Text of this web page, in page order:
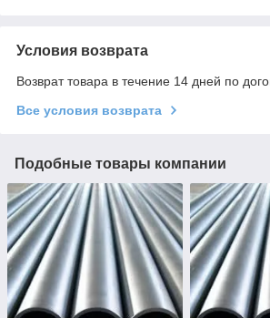
Условия возврата
Возврат товара в течение 14 дней по
Все условия возврата
Подобные товары компании